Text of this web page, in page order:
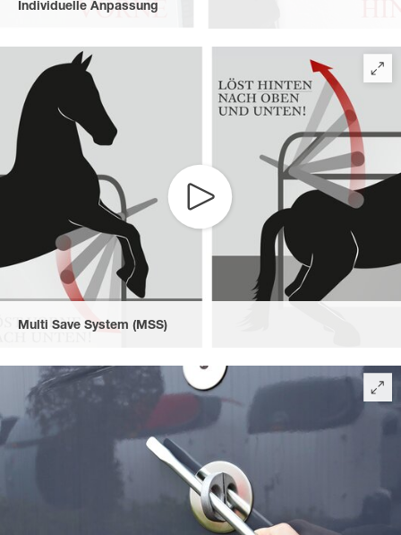
Individuelle Anpassung
längenverstellbare Boxenstangen.
Multi Save System (MSS)
Multi Safe System (MSS) für vorne und hinten. Das gepolsterte
Sicherheitsboxen­stangen-System kann sowohl vorne nach
unten als auch hinten nach oben und unten auslösen.